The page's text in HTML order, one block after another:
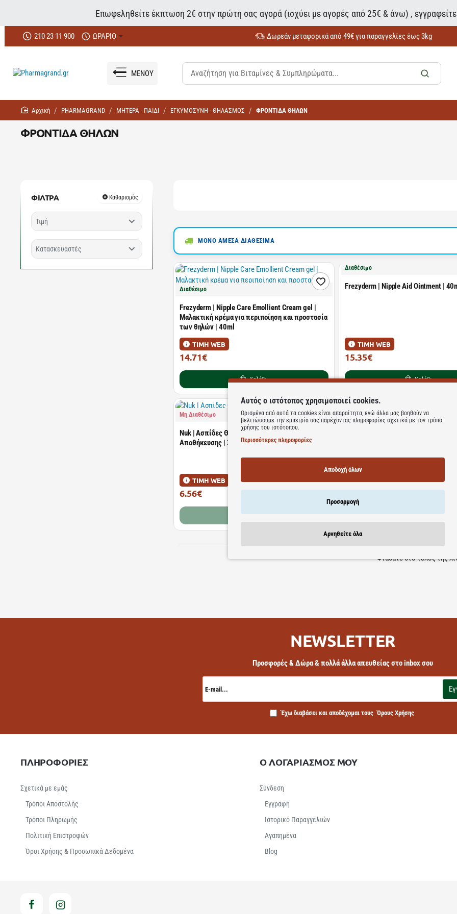
Επωφεληθείτε έκπτωση 2€ στην πρώτη σας αγορά (ισχύει με αγορές από 25€ & άνω) ,
210 23 11 900 ΩΡΑΡΙΟ Δωρεάν μεταφορικά από 49€ για παραγγελίες έως 3kg
ΜΕΝΟΥ
ΦΡΟΝΤΙΔΑ ΘΗΛΩΝ
homePHARMAGRAND ΜΗΤΕΡΑ - ΠΑΙΔΙ ΕΓΚΥΜΟΣΥΝΗ - ΘΗΛΑΣΜΟΣ ΦΡΟΝΤΙΔΑ ΘΗΛΩΝ
ΦΙΛΤΡΑ Καθαρισμός
Τιμή
Κατασκευαστές
ΜΟΝΟ ΑΜΕΣΑ ΔΙΑΘΕΣΙΜΑ
Διαθέσιμο
Frezyderm | Nipple Care Emollient Cream gel |
Μαλακτική κρέμα για περιποίηση και προστασία
των θηλών | 40ml
ΤΙΜΗ WEB
14.71€
Καλάθι
Διαθέσιμο
Frezyderm | Nipple Aid Ointment |
ΤΙΜΗ WEB
15.35€
Καλάθι
Μη Διαθέσιμο
Nuk | Ασπίδες Θηλής Medium με Θήκη
Αποθήκευσης | 2τμχ
ΤΙΜΗ WEB
6.56€
Καλάθι
Μη Διαθέσιμο
Επανορθωτική Κρέμα για
ΤΙΜΗ WEB
9.83€
Καλάθι
Φτάσατε στο τέλος της
NEWSLETTER
Προσφορές & Δώρα & πολλά άλλα απευθείας στο inbox σου
mail...
Έχω διαβάσει και αποδέχομαι τους Όρους Χρήσης
ΠΛΗΡΟΦΟΡΙΕΣ
Σχετικά με εμάς
Τρόποι Αποστολής
Τρόποι Πληρωμής
Πολιτική Επιστροφών
Όροι Χρήσης & Προσωπικά Δεδομένα
Ο ΛΟΓΑΡΙΑΣΜΟΣ ΜΟΥ
Σύνδεση
Εγγραφή
Ιστορικό Παραγγελιών
Αγαπημένα
Βlog
Αυτός ο ιστότοπος χρησιμοποιεί cookies.
Ορισμένα από αυτά τα cookies είναι απαραίτητα, ενώ άλλα μας βοηθούν να
βελτιώσουμε την εμπειρία σας παρέχοντας πληροφορίες σχετικά με τον τρόπο
χρήσης του ιστότοπου.
Περισσότερες πληροφορίες
Αποδοχή όλων
Προσαρμογή
Αρνηθείτε όλα